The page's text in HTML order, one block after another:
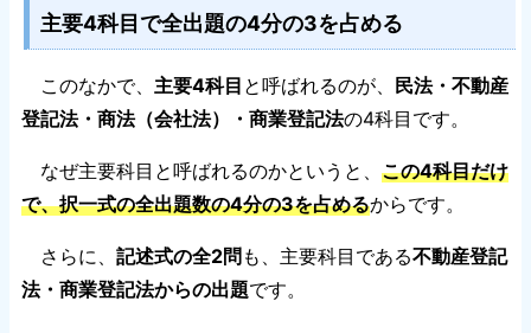
主要4科目で全出題の4分の3を占める
このなかで、 主要4科目 と呼ばれるのが、 民法・不動産
登記法・商法（会社法）・商業登記法の4科目です。
なぜ主要科目と呼ばれるのかというと、 この4科目だけ
で、択一式の全出題数の4分の3を占めるからです。
さらに、 記述式の全2問 も、主要科目である不動産登記
法・商業登記法からの出題です。